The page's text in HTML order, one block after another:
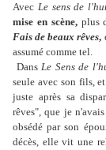
Avec Le sens de
mise en scène, plus
Fais de beaux rêves,
assumé comme tel.
DansLe Sens de
seule avec son fils,
juste après sa
rêves", que je
obsédé par son
décès, elle vit une